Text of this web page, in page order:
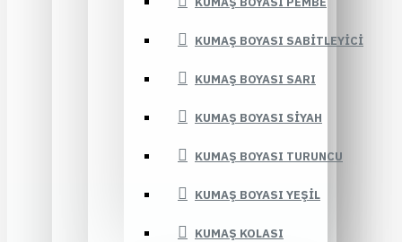
KUMAŞ BOYASI SABITLEYICI
KUMAŞ BOYASI SARI
KUMAŞ BOYASI SIYAH
KUMAŞ BOYASI TURUNCU
KUMAŞ BOYASI YEŞIL
KUMAŞ KOLASI